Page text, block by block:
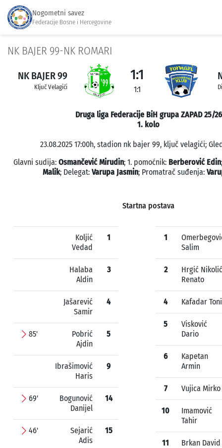
Nogometni savez
Federacije Bosne i Hercegovine
NK BAJER 99-NK ROMARI
NK BAJER 99
Ključ Velagići
1:1
1:1
Druga liga Federacije BiH grupa ZAPAD 25/26
1. kolo
23.08.2025 17:00h, stadion nk bajer 99, ključ velagići;
Glavni sudija: Osmančević Mirudin; 1. pomoćnik: Berberović Edin
Malik; Delegat: Varupa Jasmin; Promatrač suđenja:
Startna postava
Koljić
Vedad
1
Halaba
Aldin
3
Jašarević
Samir
4
85'
Pobrić
Ajdin
5
Ibrašimović
Haris
9
69'
Bogunović
Danijel
14
46'
Sejarić
Adis
15
1
Salim
2
Hrgić Nikolić
Renato
4 Kafadar Toni
5
Visković
Dario
6
Kapetan
Armin
7 Vujica Mirko
10
Imamović
Tahir
11 Brkan David